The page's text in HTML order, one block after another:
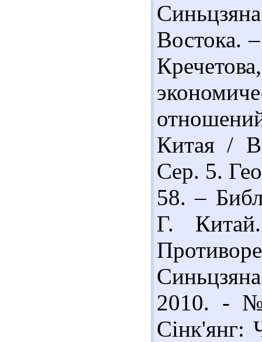
Востока.
Китая /
Сер. 5.
58. –
Г.
2010. -
Сінк'янг: